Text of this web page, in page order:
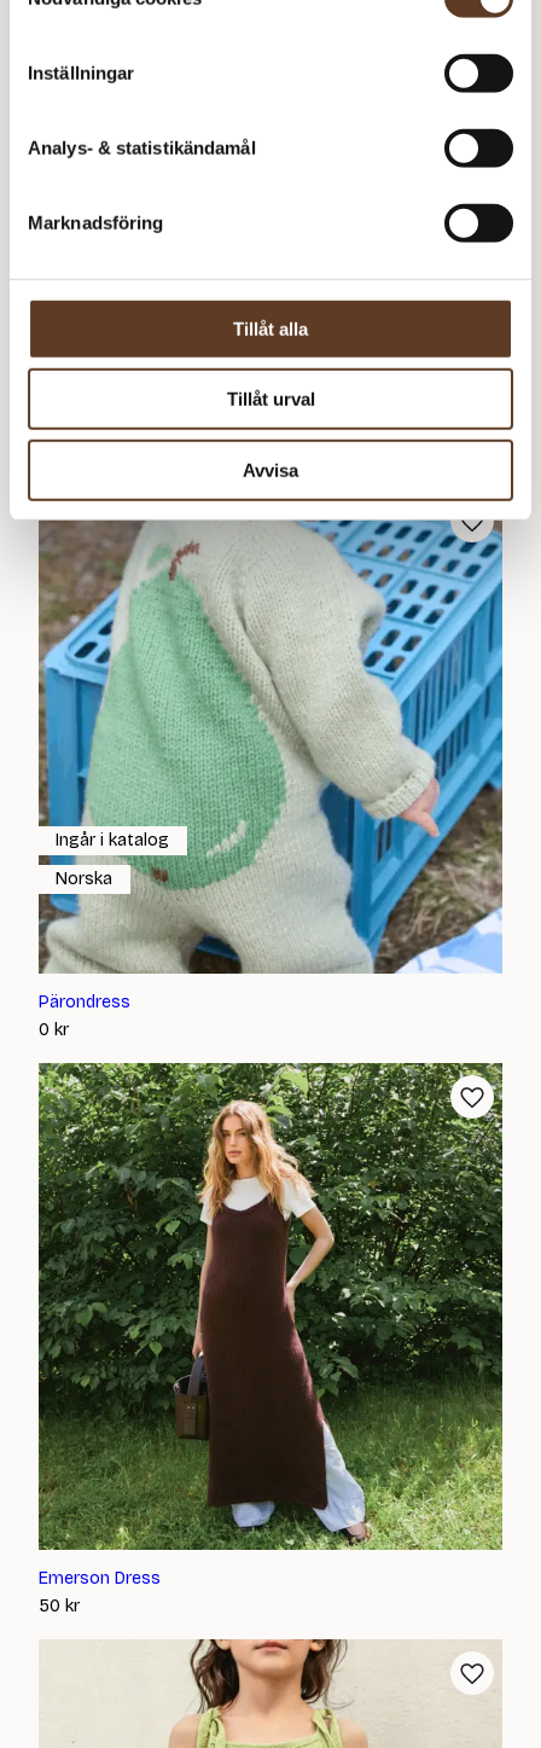
Inställningar
Analys- & statistikändamål
Marknadsföring
Tillåt alla
Tillåt urval
Avvisa
Karlas Klänning
Svenska
Pärondress
0 kr
Ingår i katalog
Norska
Emerson Dress
50 kr